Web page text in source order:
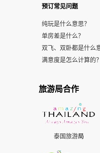
预订常见问题
纯玩是什么意思？
单房差是什么？
双飞、双卧都是什么
满意度是怎么计算的？
旅游局合作
泰国旅游局